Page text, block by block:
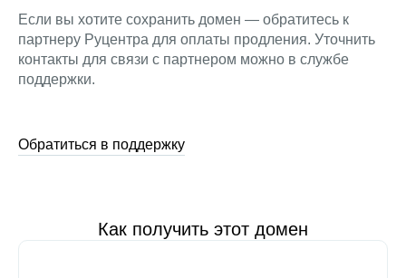
Если вы хотите сохранить домен — обратитесь к
партнеру Руцентра для оплаты продления. Уточнить
контакты для связи с партнером можно в службе
поддержки.
Обратиться в поддержку
Как получить этот домен